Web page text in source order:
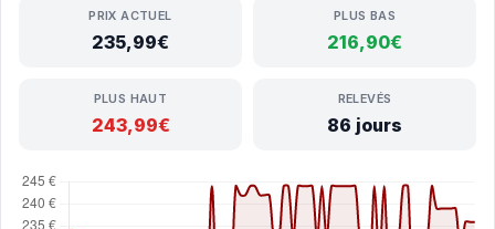
PRIX ACTUEL
235,99€
PLUS BAS
216,90€
PLUS HAUT
243,99€
RELEVÉS
86 jours